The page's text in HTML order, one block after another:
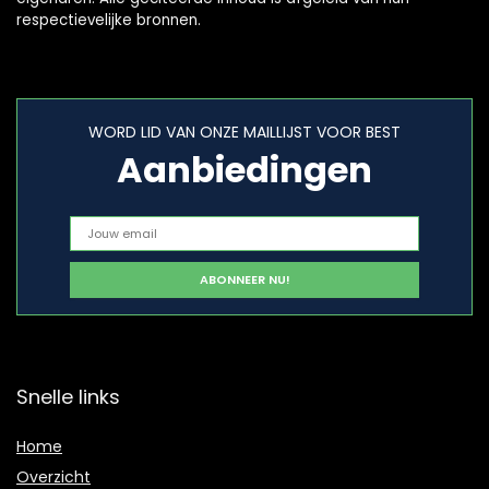
respectievelijke bronnen.
WORD LID VAN ONZE MAILLIJST VOOR BEST
Aanbiedingen
Snelle links
Home
Overzicht